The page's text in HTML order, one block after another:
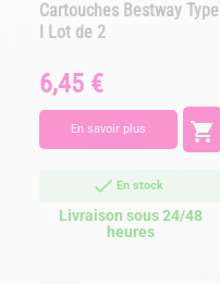
Cartouches Bestway Type
I Lot de 2
Prix
6,45 €
En savoir plus 
En stock
Livraison sous 24/48
heures